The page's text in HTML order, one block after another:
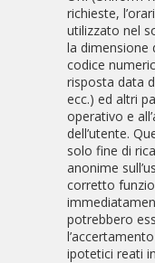
richieste,
utilizzato nel
la dimensione
codice
risposta data
ecc.) ed altri
operativo e
dell’utente.
solo fine di
anonime
corretto
potrebbero
ipotetici reati